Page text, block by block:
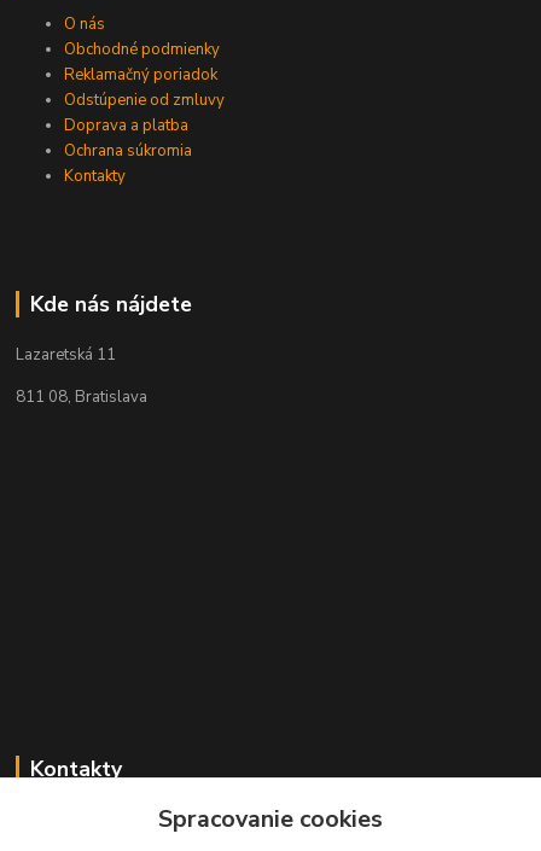
O nás
Obchodné podmienky
Reklamačný poriadok
Odstúpenie od zmluvy
Doprava a platba
Ochrana súkromia
Kontakty
Kde nás nájdete
Lazaretská 11
811 08, Bratislava
Kontakty
+421 2 529 67 411Spracovanie cookies